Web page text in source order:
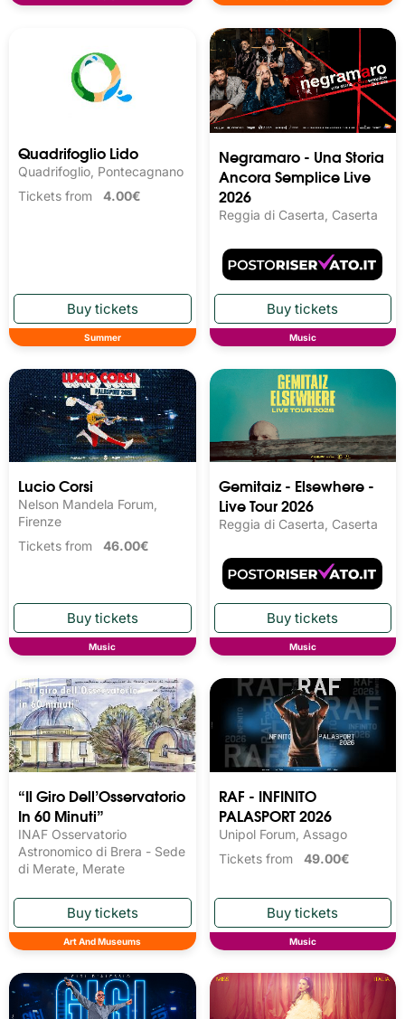
Quadrifoglio Lido
Quadrifoglio, Pontecagnano
Tickets from 4.00€
Summer
Negramaro - Una Storia
Ancora Semplice Live
2026
Reggia di Caserta, Caserta
Music
Lucio Corsi
Nelson Mandela Forum,
Firenze
Tickets from 46.00€
Music
Gemitaiz - Elsewhere -
Live Tour 2026
Reggia di Caserta, Caserta
Music
“Il Giro Dell’Osservatorio
In 60 Minuti”
INAF Osservatorio
Astronomico di Brera - Sede
di Merate, Merate
Art And Museums
RAF - INFINITO
PALASPORT 2026
Unipol Forum, Assago
Tickets from 49.00€
Music